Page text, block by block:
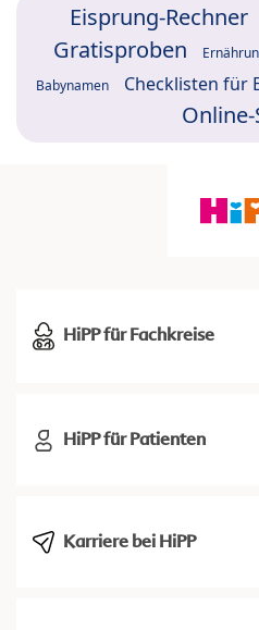
Eisprung-Rechner
Gratisproben
Babynamen Checklisten für
HiPP für Fachkreise
HiPP für Patienten
Karriere bei HiPP